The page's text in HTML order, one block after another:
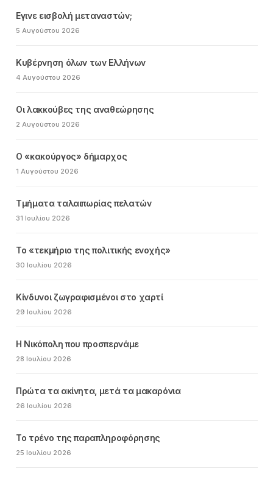
Εγινε εισβολή μεταναστών;
5 Αυγούστου 2026
Κυβέρνηση όλων των Ελλήνων
4 Αυγούστου 2026
Οι λακκούβες της αναθεώρησης
2 Αυγούστου 2026
Ο «κακούργος» δήμαρχος
1 Αυγούστου 2026
Τμήματα ταλαιπωρίας πελατών
31 Ιουλίου 2026
Το «τεκμήριο της πολιτικής ενοχής»
30 Ιουλίου 2026
Κίνδυνοι ζωγραφισμένοι στο χαρτί
29 Ιουλίου 2026
Η Νικόπολη που προσπερνάμε
28 Ιουλίου 2026
Πρώτα τα ακίνητα, μετά τα μακαρόνια
26 Ιουλίου 2026
Το τρένο της παραπληροφόρησης
25 Ιουλίου 2026